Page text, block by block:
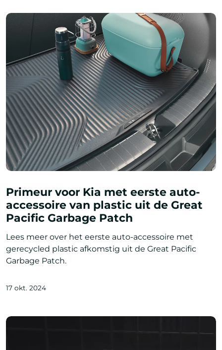
Primeur voor Kia met eerste auto-
accessoire van plastic uit de Great
Pacific Garbage Patch
Lees meer over het eerste auto-accessoire met
gerecycled plastic afkomstig uit de Great Pacific
Garbage Patch.
17 okt. 2024